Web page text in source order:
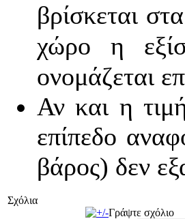
βρίσκεται
χώρο η
ονομάζεται
Αν και η
επίπεδο
βάρος) δεν
Σχόλια
Γράψτε σχόλιο